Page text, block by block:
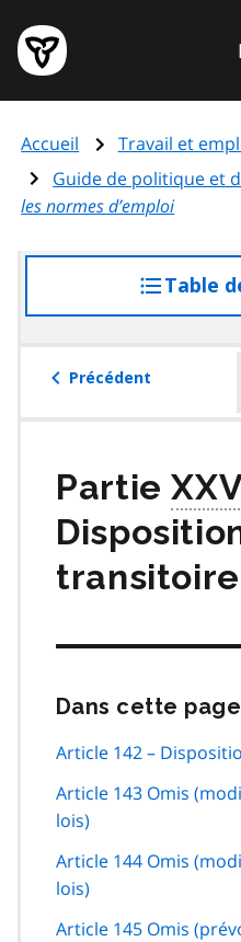
au
contenu
principal
Page
d'accueil
de
l'Ontario
Accueil
Travail et
Guide de politique et
les normes d’emploi
Table
Précédent
Partie
transitoire
Dans cette page
Article 142 –
Article 143 Omis
lois)
Article 144 Omis
lois)
Article 145 Omis